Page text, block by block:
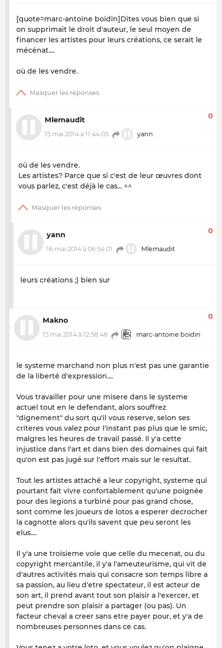
[quote=marc-antoine boidin]Dites vous bien que si
on supprimait le droit d'auteur, le seul moyen de
financer les artistes pour leurs créations, ce serait le
mécénat....
où de les vendre.
Mlemaudit
15 mai 2014 à 11:44:05 yann
0
où de les vendre.
Les artistes? Parce que si c'est de leur œuvres dont
vous parlez, c'est déjà le cas... ^^
yann
16 mai 2014 à 06:54:01 Mlemaudit
0
leurs créations ;) bien sur
Makno
15 mai 2014 à 12:58:48 marc-antoine boidin
0
le systeme marchand non plus n'est pas une garantie
de la liberté d'expression....
Vous travailler pour une misere dans le systeme
actuel tout en le defendant, alors souffrez
"dignement" du sort qu'il vous reserve, selon ses
criteres vous valez pour l'instant pas plus que le smic,
malgres les heures de travail passé. Il y'a cette
injustice dans l'art et dans bien des domaines qui fait
qu'on est pas jugé sur l'effort mais sur le resultat.
Tout les artistes attaché a leur copyright, systeme qui
pourtant fait vivre confortablement qu'une poignée
pour des legions a turbiné pour pas grand chose,
sont comme les joueurs de lotos a esperer decrocher
la cagnotte alors qu'ils savent que peu seront les
elus....
Il y'a une troisieme voie que celle du mecenat, ou du
copyright mercantile, il y'a l'ameuteurisme, qui vit de
d'autres activités mais qui consacre son temps libre a
sa passion, au lieu d'etre spectateur, il est acteur de
son art, il prend avant tout son plaisir a l'exercer, et
peut prendre son plaisir a partager (ou pas). Un
facteur cheval a creer sans etre payer pour, et y'a de
nombreuses personnes dans ce cas.